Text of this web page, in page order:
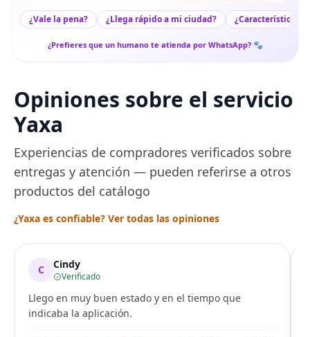
¿Vale la pena? ¿Llega rápido a mi ciudad? ¿Características
¿Prefieres que un humano te atienda por WhatsApp? 🐾
Opiniones sobre el servicio
Yaxa
Experiencias de compradores verificados sobre
entregas y atención — pueden referirse a otros
productos del catálogo
¿Yaxa es confiable? Ver todas las opiniones
C Cindy
Verificado
Llego en muy buen estado y en el tiempo que
indicaba la aplicación.